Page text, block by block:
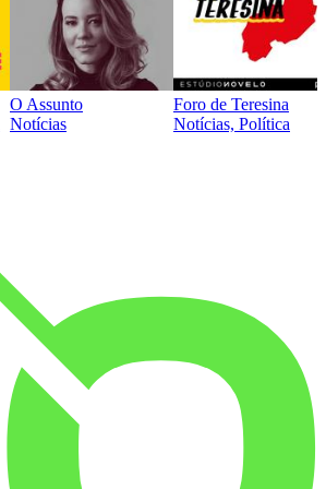
O Assunto
Notícias
Foro de Teresina
Notícias, Política